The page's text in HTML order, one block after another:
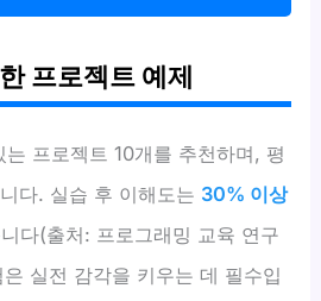
프로젝트 예제
프로젝트 10개를 추천하며, 평
다. 실습 후 이해도는 30% 이상
다(출처: 프로그래밍 교육 연구
실전 감각을 키우는 데 필수입